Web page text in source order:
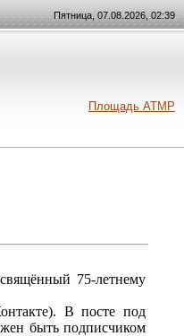
Пятница, 07.08.2026, 02:39
Площадь АТМР
75-летнему
В посте под
быть подписчиком